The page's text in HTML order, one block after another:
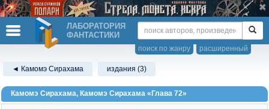
ЛАБОРАТОРИЯ
ФАНТАСТИКИ
расширенный
поиск по жанру
◄ Камомэ Сирахама издания (3)
Камомэ Сирахама, Камомэ Сирахама «Глава 72»